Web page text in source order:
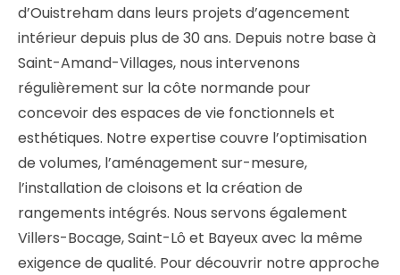
d’Ouistreham dans leurs projets d’agencement
intérieur depuis plus de 30 ans. Depuis notre base à
Saint-Amand-Villages, nous intervenons
régulièrement sur la côte normande pour
concevoir des espaces de vie fonctionnels et
esthétiques. Notre expertise couvre l’optimisation
de volumes, l’aménagement sur-mesure,
l’installation de cloisons et la création de
rangements intégrés. Nous servons également
Villers-Bocage, Saint-Lô et Bayeux avec la même
exigence de qualité. Pour découvrir notre approche